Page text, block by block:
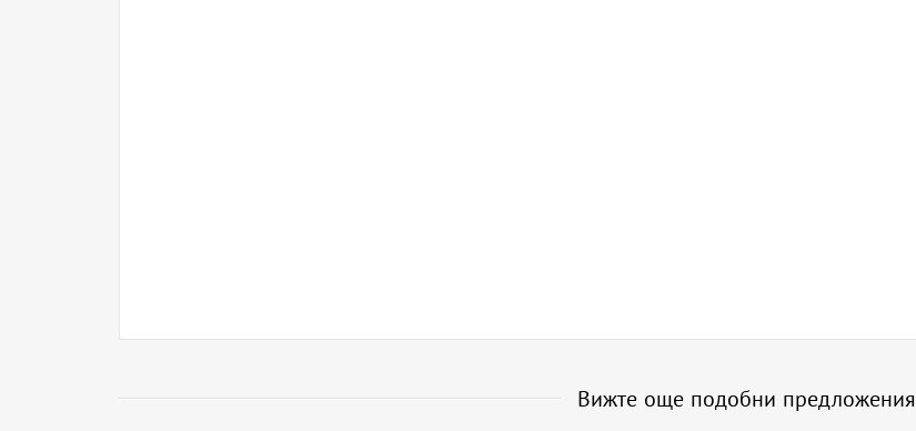
Вижте още подобни предложения